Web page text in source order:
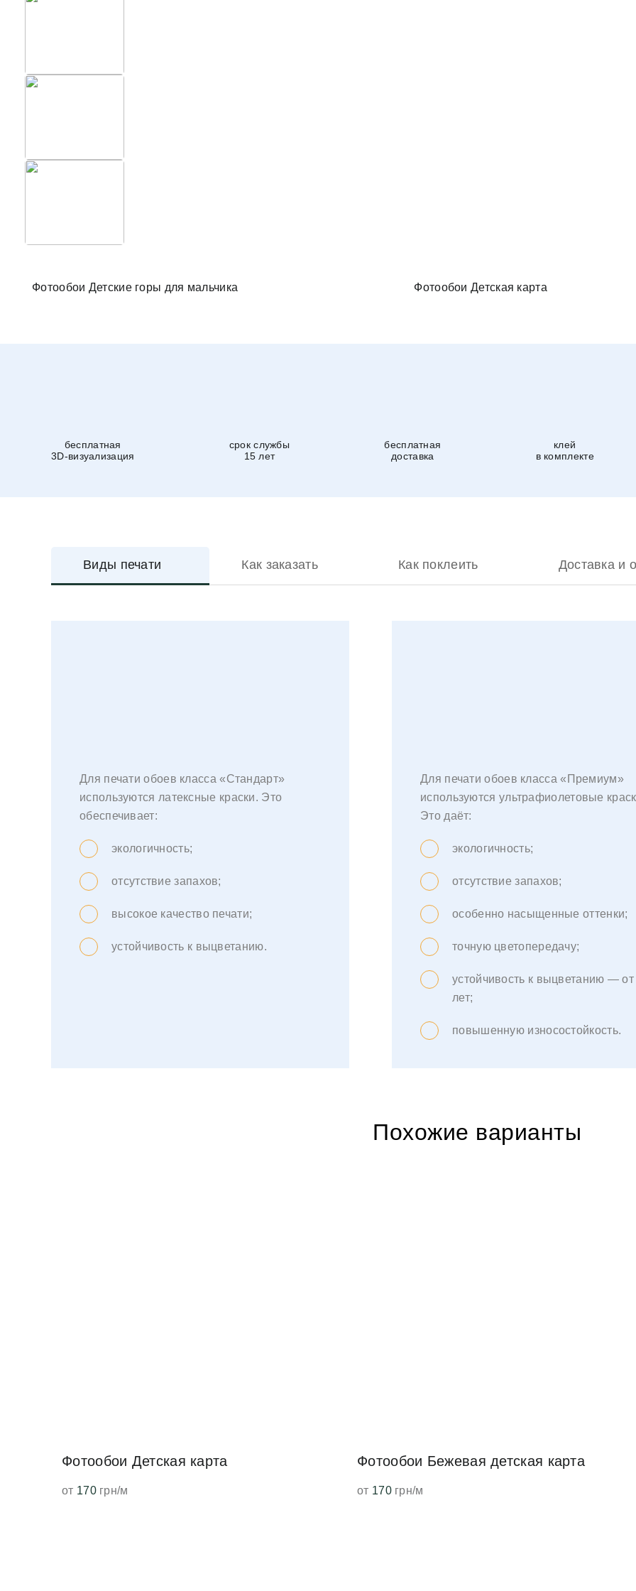
Фотообои Детские горы для мальчика Фотообои Детская карта
бесплатная
3D-визуализация
срок службы
15 лет
бесплатная
доставка
клей
в комплекте
Виды печати Как заказать Как поклеить Доставка и
Для печати обоев класса «Стандарт»
используются латексные краски. Это
обеспечивает:
экологичность;
отсутствие запахов;
высокое качество печати;
устойчивость к выцветанию.
Для печати обоев класса «Премиум»
используются ультрафиолетовые
Это даёт:
экологичность;
отсутствие запахов;
особенно насыщенные оттенки;
точную цветопередачу;
устойчивость к выцветанию —
лет;
повышенную износостойкость.
Похожие варианты
Фотообои Детская карта
от 170грн/м
Фотообои Бежевая детская карта
от 170грн/м